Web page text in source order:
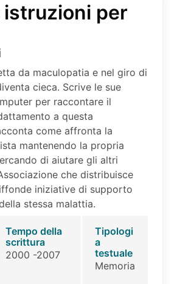
istruzioni per
da maculopatia e nel giro di
cieca. Scrive le sue
per raccontare il
a questa
come affronta la
mantenendo la propria
di aiutare gli altri
che distribuisce
iniziative di supporto
stessa malattia.
Tempo della
scrittura
2000 -2007
Tipologi
a
testuale
Memoria